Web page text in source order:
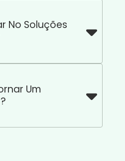
No Soluções
Um